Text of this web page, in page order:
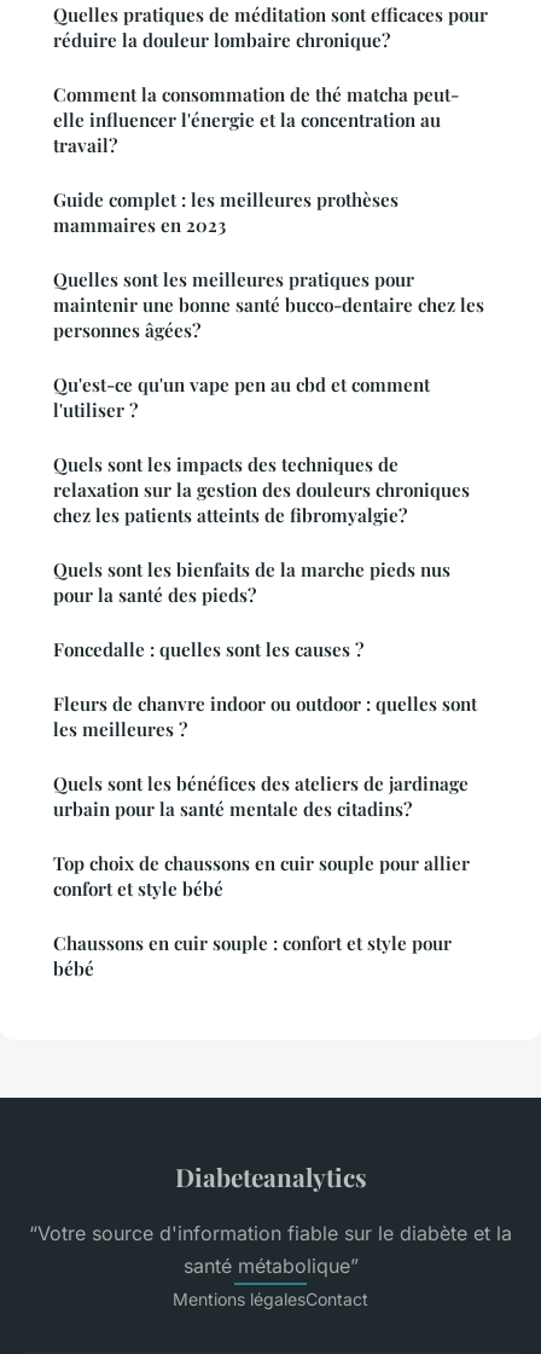
Quelles pratiques de méditation sont efficaces pour
réduire la douleur lombaire chronique?
Comment la consommation de thé matcha peut-
elle influencer l'énergie et la concentration au
travail?
Guide complet : les meilleures prothèses
mammaires en 2023
Quelles sont les meilleures pratiques pour
maintenir une bonne santé bucco-dentaire chez les
personnes âgées?
Qu'est-ce qu'un vape pen au cbd et comment
l'utiliser ?
Quels sont les impacts des techniques de
relaxation sur la gestion des douleurs chroniques
chez les patients atteints de fibromyalgie?
Quels sont les bienfaits de la marche pieds nus
pour la santé des pieds?
Foncedalle : quelles sont les causes ?
Fleurs de chanvre indoor ou outdoor : quelles sont
les meilleures ?
Quels sont les bénéfices des ateliers de jardinage
urbain pour la santé mentale des citadins?
Top choix de chaussons en cuir souple pour allier
confort et style bébé
Chaussons en cuir souple : confort et style pour
bébé
Diabeteanalytics
“Votre source d'information fiable sur le diabète et la
santé métabolique”
Mentions légalesContact